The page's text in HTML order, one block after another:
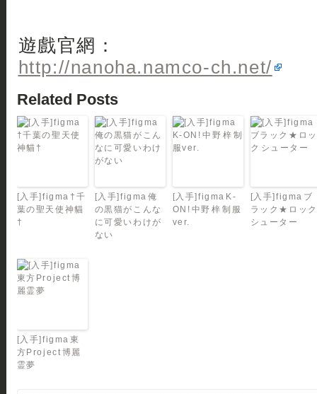
遊戲官網：
http://nanoha.namco-ch.net/
Related Posts
[入手]figma †千
葉の聖天使神貓
†
[入手]figma 俺
の黒猫がこんな
に可愛いわけが
ない
[入手]figma K-
ON! 中野 梓 制服
ver.
[入手]figma ブ
ラック★ロック
シューター
[入手]figma 東
方Project 博麗
霊夢